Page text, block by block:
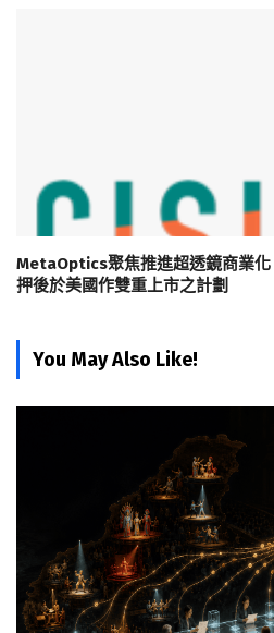
MetaOptics聚焦推進超透鏡商業
押後於美國作雙重上市之計劃
You May Also Like!